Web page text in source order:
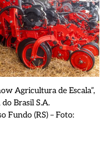
Agricultura de Escala”,
Brasil S.A.
Fundo (RS) – Foto: